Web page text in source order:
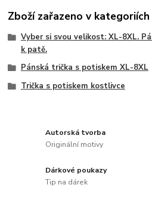
Autorská tvorba
Originální motivy
Dárkové poukazy
Tip na dárek
Zboží zařazeno v kategoriích
Vyber si svou velikost: XL-8XL.
k patě.
Pánská trička s potiskem XL-8XL
Trička s potiskem kostlivce